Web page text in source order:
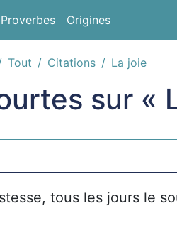
Proverbes Origines
Tout Citations La joie
sur «
tous les jours le